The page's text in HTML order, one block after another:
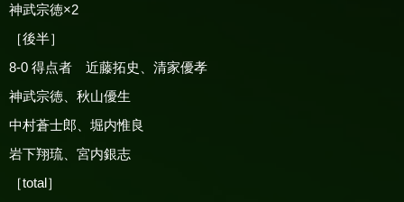
神武宗徳×2
［後半］
8-0 得点者 近藤拓史、清家優孝
神武宗徳、秋山優生
中村蒼士郎、堀内惟良
岩下翔琉、宮内銀志
［total］